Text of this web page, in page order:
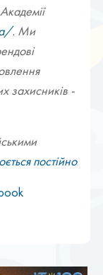
. Ми
захисників -
постійно